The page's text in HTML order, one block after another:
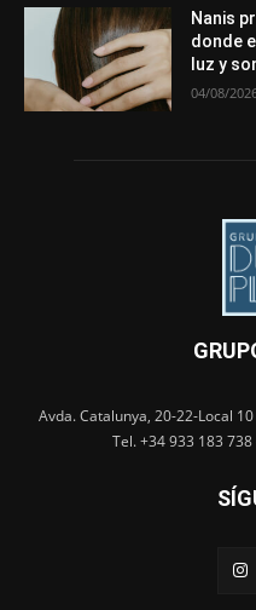
Nanis
donde
luz y
04/08/
Avda. Catalunya, 20-22-Local
Tel. +34 933 183 738